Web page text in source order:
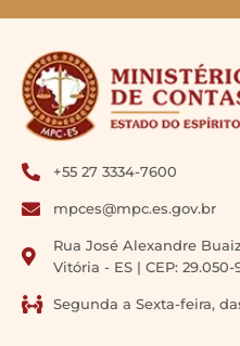
+55 27 3334-7600
mpces@mpc.es.gov.br
Rua José Alexandre
Vitória - ES | CEP: 29.050-
Segunda a Sexta-feira,